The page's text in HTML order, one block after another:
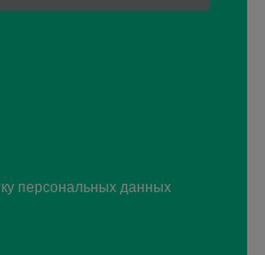
персональных данных